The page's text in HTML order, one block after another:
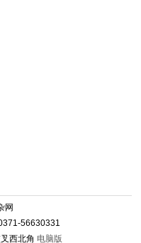
网
56630331
西北角 电脑版